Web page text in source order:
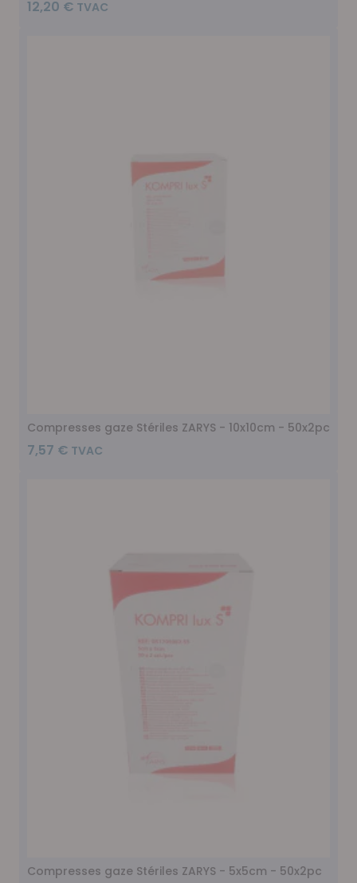
12,20 €
Compresses gaze Stériles ZARYS - 10x10cm - 50x2pc
7,57 €
Compresses gaze Stériles ZARYS - 5x5cm - 50x2pc